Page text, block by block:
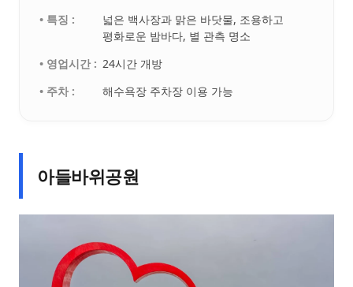
• 특징 :
넓은 백사장과 맑은 바닷물, 조용하고
평화로운 밤바다, 별 관측 명소
• 영업시간 : 24시간 개방
• 주차 :
해수욕장 주차장 이용 가능
아들바위공원